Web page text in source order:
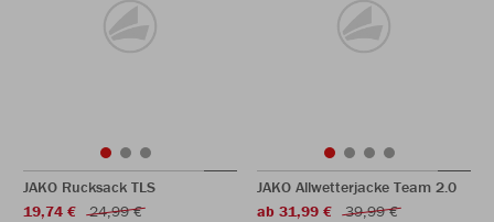
JAKO Rucksack TLS
19,74 €
24,99 €
JAKO Allwetterjacke Team 2.0
ab 31,99 €
39,99 €